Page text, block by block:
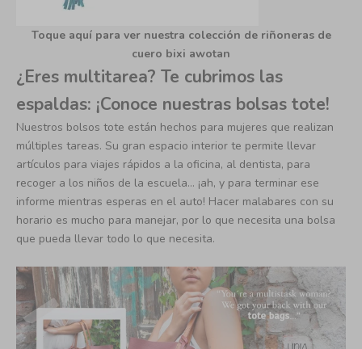
Toque aquí para ver nuestra colección de riñoneras de
cuero bixi awotan
¿Eres multitarea? Te cubrimos las
espaldas: ¡Conoce nuestras bolsas tote!
Nuestros bolsos tote están hechos para mujeres que realizan
múltiples tareas. Su gran espacio interior te permite llevar
artículos para viajes rápidos a la oficina, al dentista, para
recoger a los niños de la escuela… ¡ah, y para terminar ese
informe mientras esperas en el auto! Hacer malabares con su
horario es mucho para manejar, por lo que necesita una bolsa
que pueda llevar todo lo que necesita.